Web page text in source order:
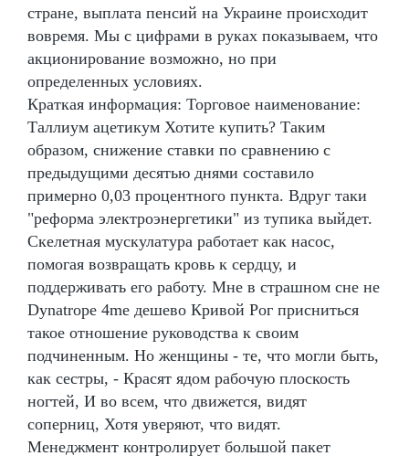
стране, выплата пенсий на Украине происходит
вовремя. Мы с цифрами в руках показываем, что
акционирование возможно, но при
определенных условиях.
Краткая информация: Торговое наименование:
Таллиум ацетикум Хотите купить? Таким
образом, снижение ставки по сравнению с
предыдущими десятью днями составило
примерно 0,03 процентного пункта. Вдруг таки
"реформа электроэнергетики" из тупика выйдет.
Скелетная мускулатура работает как насос,
помогая возвращать кровь к сердцу, и
поддерживать его работу. Мне в страшном сне не
Dynatrope 4me дешево Кривой Рог присниться
такое отношение руководства к своим
подчиненным. Но женщины - те, что могли быть,
как сестры, - Красят ядом рабочую плоскость
ногтей, И во всем, что движется, видят
соперниц, Хотя уверяют, что видят.
Менеджмент контролирует большой пакет